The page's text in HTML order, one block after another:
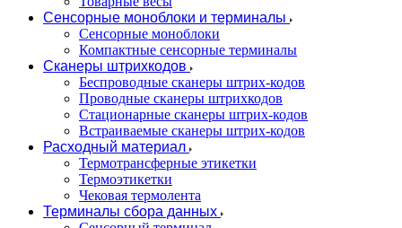
Сенсорные моноблоки и терминалы
Сенсорные моноблоки
Компактные сенсорные терминалы
Сканеры штрихкодов
Беспроводные сканеры штрих-кодов
Проводные сканеры штрихкодов
Стационарные сканеры штрих-кодов
Встраиваемые сканеры штрих-кодов
Расходный материал
Термотрансферные этикетки
Термоэтикетки
Чековая термолента
Терминалы сбора данных